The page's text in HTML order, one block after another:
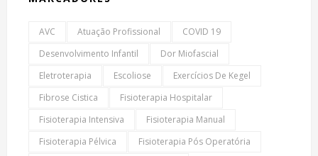
AVC Atuação Profissional
COVID 19
Desenvolvimento Infantil
Dor Miofascial
Eletroterapia
Escoliose
Exercícios De Kegel
Fibrose Cistica
Fisioterapia Hospitalar
Fisioterapia Intensiva
Fisioterapia Manual
Fisioterapia Pélvica
Fisioterapia Pós Operatória